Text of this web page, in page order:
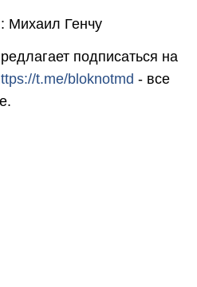
Михаил Генчу
подписаться на
t.me/bloknotmd - все